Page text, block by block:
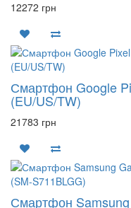
12272 грн
Смартфон Google
(EU/US/TW)
21783 грн
Смартфон